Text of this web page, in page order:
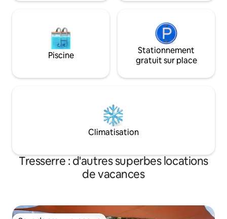
Piscine
Stationnement
gratuit sur place
Climatisation
Tresserre : d'autres superbes locations
de vacances